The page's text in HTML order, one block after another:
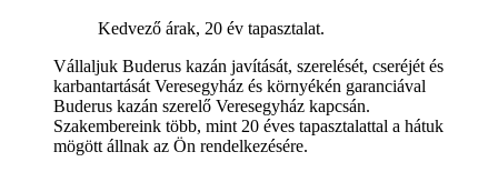
Kedvező árak, 20 év tapasztalat.
Vállaljuk Buderus kazán javítását, szerelését, cseréjét és
karbantartását Veresegyház és környékén garanciával
Buderus kazán szerelő Veresegyház kapcsán.
Szakembereink több, mint 20 éves tapasztalattal a hátuk
mögött állnak az Ön rendelkezésére.